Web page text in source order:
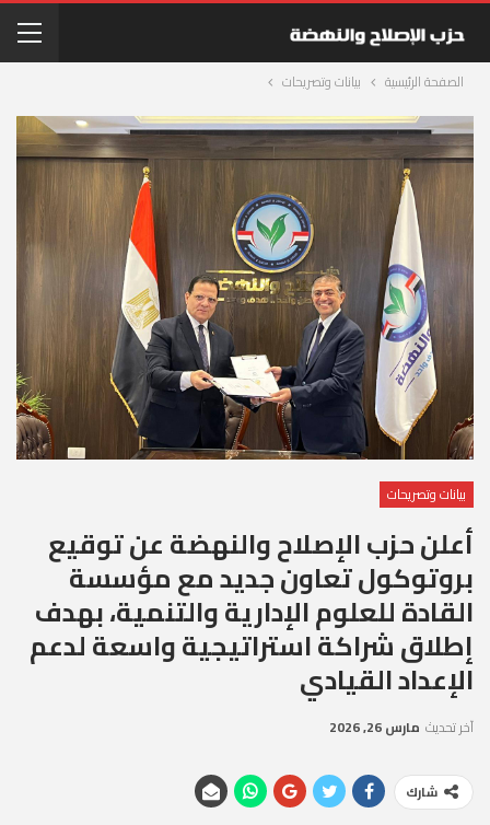
الصفحة الرئيسية بيانات وتصريحات
بيانات وتصريحات
أعلن حزب الإصلاح والنهضة عن توقيع
بروتوكول تعاون جديد مع مؤسسة
القادة للعلوم الإدارية والتنمية، بهدف
إطلاق شراكة استراتيجية واسعة لدعم
الإعداد القيادي
آخر تحديث مارس 26, 2026
شارك